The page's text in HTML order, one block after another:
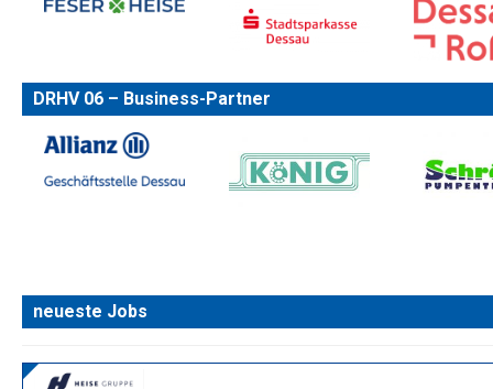
DRHV 06 – Business-Partner
neueste Jobs